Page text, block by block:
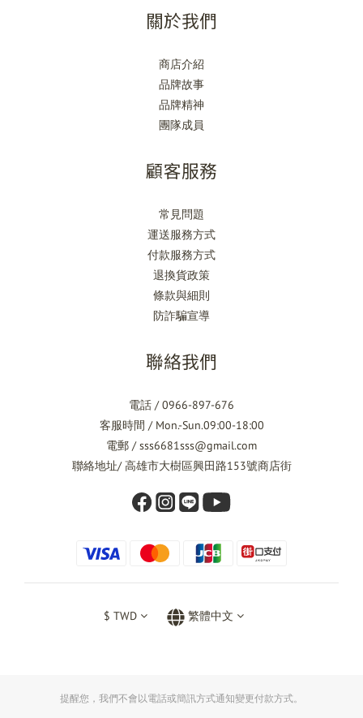
關於我們
商店介紹
品牌故事
品牌精神
團隊成員
顧客服務
常見問題
運送服務方式
付款服務方式
退換貨政策
條款與細則
防詐騙宣導
聯絡我們
電話 / 0966-897-676
客服時間 / Mon.-Sun.09:00-18:00
電郵 / sss6681sss@gmail.com
聯絡地址/ 高雄市大樹區興田路153號商店街
$ TWD 繁體中文
提醒您，我們不會以電話或簡訊方式通知變更付款方式。